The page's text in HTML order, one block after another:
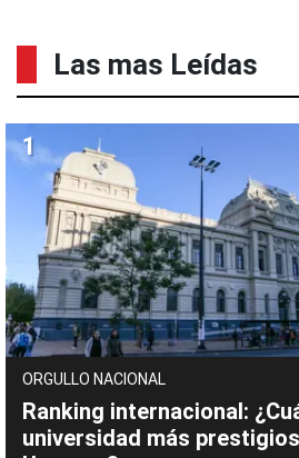
Las mas Leídas
ORGULLO NACIONAL
Ranking internacional:
universidad más